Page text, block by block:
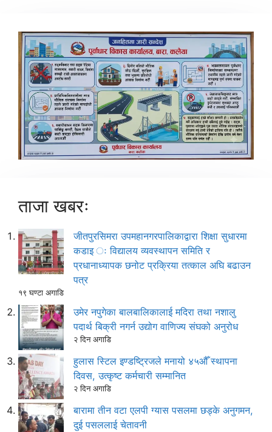
ताजा खबरः
जीतपुरसिमरा उपमहानगरपालिकाद्वारा शिक्षा सुधारमा
कडाइ ः विद्यालय व्यवस्थापन समिति र
प्रधानाध्यापक छनोट प्रक्रिया तत्काल अघि बढाउन
पत्र
१९ घण्टा अगाडि
उमेर नपुगेका बालबालिकालाई मदिरा तथा नशालु
पदार्थ बिक्री नगर्न उद्योग वाणिज्य संघको अनुरोध
२ दिन अगाडि
हुलास स्टिल इण्डष्ट्रिजले मनायो ४५औँ स्थापना
दिवस, उत्कृष्ट कर्मचारी सम्मानित
२ दिन अगाडि
बारामा तीन वटा एलपी ग्यास पसलमा छड्के अनुगमन,
दुई पसललाई चेतावनी